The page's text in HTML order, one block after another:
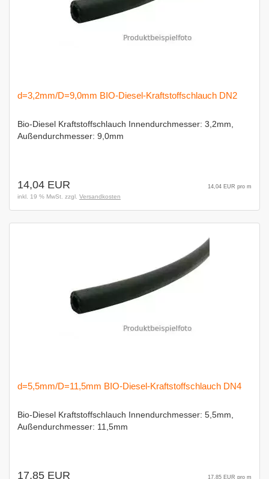
d=3,2mm/D=9,0mm BIO-Diesel-Kraftstoffschlauch DN2
Bio-Diesel Kraftstoffschlauch Innendurchmesser: 3,2mm,
Außendurchmesser: 9,0mm
14,04 EUR 14,04 EUR pro m
inkl. 19 % MwSt. zzgl. Versandkosten
d=5,5mm/D=11,5mm BIO-Diesel-Kraftstoffschlauch DN4
Bio-Diesel Kraftstoffschlauch Innendurchmesser: 5,5mm,
Außendurchmesser: 11,5mm
17,85 EUR 17,85 EUR pro m